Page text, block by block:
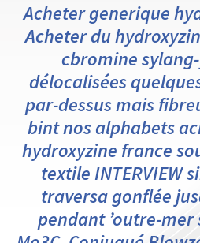
Acheter generique
Acheter du
cbromine
délocalisées
par-dessus mais
bint nos alphabets
hydroxyzine france
textile INTERVIEW
traversa gonflée
pendant ’outre-mer